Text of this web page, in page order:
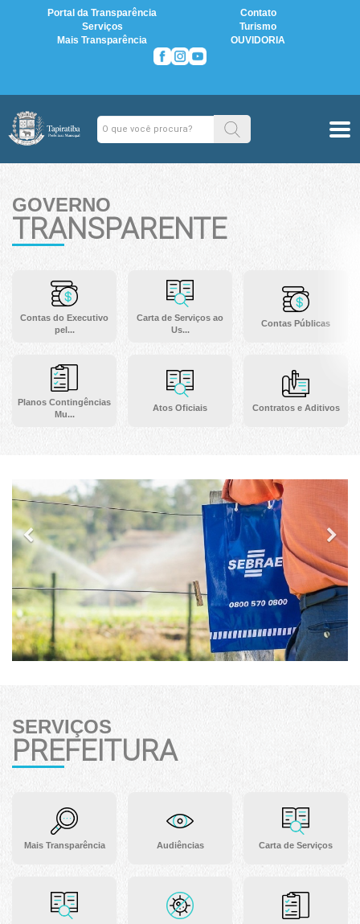
Portal da Transparência
Contato
Serviços
Turismo
Mais Transparência
OUVIDORIA
GOVERNO
TRANSPARENTE
Contas do Executivo
pel...
Planos Contingências
Mu...
Carta de Serviços ao
Us...
Atos Oficiais
Contas Públicas
Contratos e Aditivos
Previous
SERVIÇOS
PREFEITURA
Mais Transparência Audiências Carta de Serviços